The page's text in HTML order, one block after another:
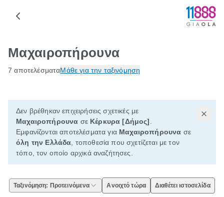
Μαχαιροπήρουνα
7 αποτελέσματαΜάθε για την ταξινόμηση
Δεν βρέθηκαν επιχειρήσεις σχετικές με
Μαχαιροπήρουνα σε Κέρκυρα [Δήμος]
Εμφανίζονται αποτελέσματα για Μαχαιροπήρουνα σε
όλη την Ελλάδα , τοποθεσία που σχετίζεται με τον
τόπο, τον οποίο αρχικά αναζήτησες.
Ταξινόμηση: Προτεινόμενα Ανοιχτό τώρα Διαθέτει ιστοσελίδα